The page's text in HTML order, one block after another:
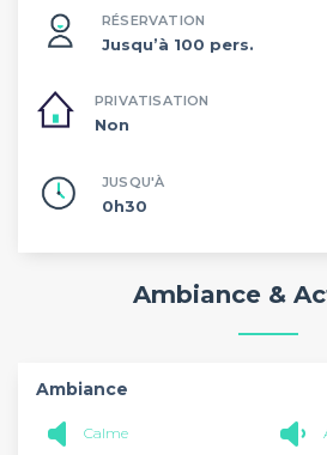
RÉSERVATION
Jusqu’à 100 pers.
PRIVATISATION
Non
JUSQU'À
0h30
Ambiance &
Ambiance
Calme